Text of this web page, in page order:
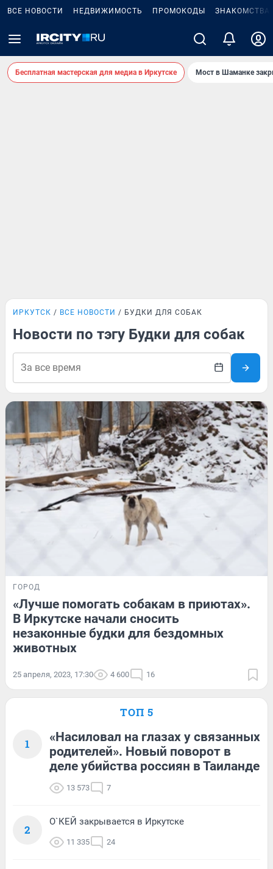
ВСЕ НОВОСТИ НЕДВИЖИМОСТЬ ПРОМОКОДЫ ЗНАКОМСТВА
Бесплатная мастерская для медиа в Иркутске Мост в Шаманке
ИРКУТСК ВСЕ НОВОСТИ БУДКИ ДЛЯ СОБАК
Новости по тэгу Будки для собак
ГОРОД
«Лучше помогать собакам в приютах».
В Иркутске начали сносить
незаконные будки для бездомных
животных
25 апреля, 2023, 17:30 4 600 16
ТОП 5
1
«Насиловал на глазах у связанных
родителей». Новый поворот в
деле убийства россиян в Таиланде
13 573 7
2
О`КЕЙ закрывается в Иркутске
11 335 24